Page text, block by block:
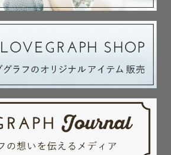
ファミリー、
応可能です✨
幸いです📱